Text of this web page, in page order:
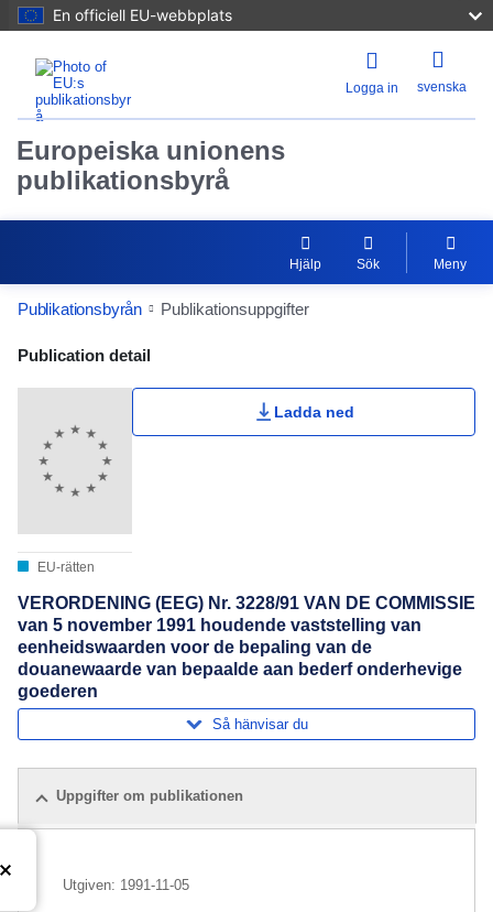
En officiell EU-webbplats
Logga in svenska
Europeiska unionens
publikationsbyrå
Hjälp Sök Meny
Publikationsbyrån Publikationsuppgifter
Publication Detail Actions Portlet
Publication detail
EU-rätten
Ladda ned
VERORDENING (EEG) Nr. 3228/91 VAN DE COMMISSIE
van 5 november 1991 houdende vaststelling van
eenheidswaarden voor de bepaling van de
douanewaarde van bepaalde aan bederf onderhevige
goederen
Så hänvisar du
Uppgifter om publikationen
Utgiven: 1991-11-05